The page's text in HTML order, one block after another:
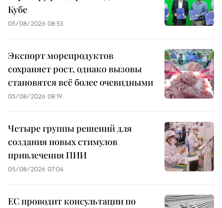
Кубе
05/08/2026 08:53
Экспорт морепродуктов
сохраняет рост, однако вызовы
становятся всё более очевидными
05/08/2026 08:19
Четыре группы решений для
создания новых стимулов
привлечения ПИИ
05/08/2026 07:04
ЕС проводит консультации по